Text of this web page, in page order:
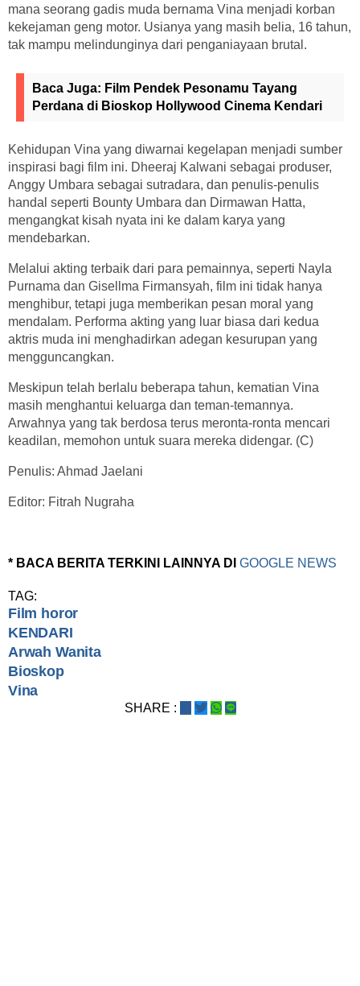
mana seorang gadis muda bernama Vina menjadi korban
kekejaman geng motor. Usianya yang masih belia, 16 tahun,
tak mampu melindunginya dari penganiayaan brutal.
Baca Juga: Film Pendek Pesonamu Tayang
Perdana di Bioskop Hollywood Cinema Kendari
Kehidupan Vina yang diwarnai kegelapan menjadi sumber
inspirasi bagi film ini. Dheeraj Kalwani sebagai produser,
Anggy Umbara sebagai sutradara, dan penulis-penulis
handal seperti Bounty Umbara dan Dirmawan Hatta,
mengangkat kisah nyata ini ke dalam karya yang
mendebarkan.
Melalui akting terbaik dari para pemainnya, seperti Nayla
Purnama dan Gisellma Firmansyah, film ini tidak hanya
menghibur, tetapi juga memberikan pesan moral yang
mendalam. Performa akting yang luar biasa dari kedua
aktris muda ini menghadirkan adegan kesurupan yang
mengguncangkan.
Meskipun telah berlalu beberapa tahun, kematian Vina
masih menghantui keluarga dan teman-temannya.
Arwahnya yang tak berdosa terus meronta-ronta mencari
keadilan, memohon untuk suara mereka didengar. (C)
Penulis: Ahmad Jaelani
Editor: Fitrah Nugraha
* BACA BERITA TERKINI LAINNYA DI GOOGLE NEWS
TAG:
Film horor
KENDARI
Arwah Wanita
Bioskop
Vina
SHARE :